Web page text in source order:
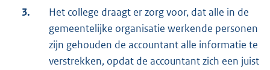
3.
Het college draagt er zorg voor, dat alle in de
gemeentelijke organisatie werkende personen
zijn gehouden de accountant alle informatie te
verstrekken, opdat de accountant zich een juist